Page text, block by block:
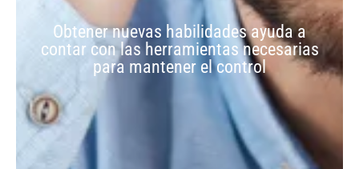
Obtener nuevas habilidades ayuda a
contar con las herramientas necesarias
para mantener el control